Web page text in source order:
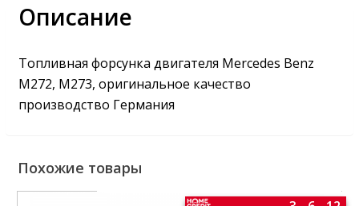
Описание
Топливная форсунка двигателя Mercedes Benz
M272, M273, оригинальное качество
производство Германия
Похожие товары